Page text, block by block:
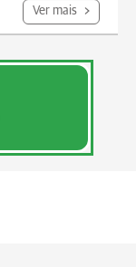
Ver mais